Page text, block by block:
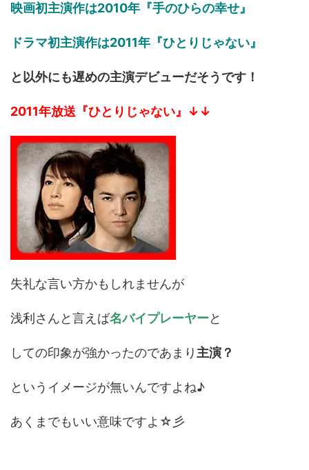
映画初主演作は2010年『手のひらの幸せ』
ドラマ初主演作は2011年『ひとりじゃない』
と以外にも遅めの主演デビューだそうです！
2011年放送『ひとりじゃない』↓↓
失礼な言い方かもしれませんが
浅利さんと言えば名バイプレーヤーと
しての印象が強かったのであまり 主演？
というイメージが無いんですよね♪
あくまでもいい意味ですよ☆彡